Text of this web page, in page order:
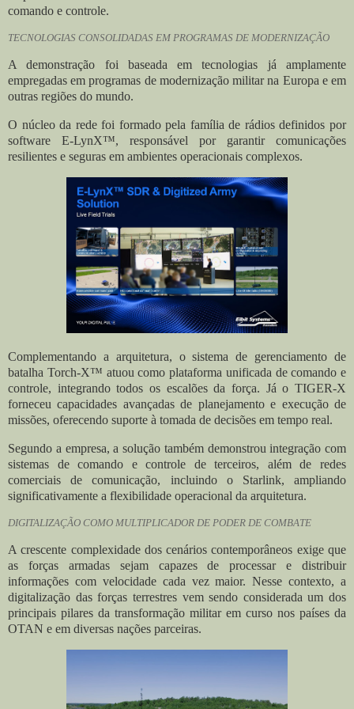
comando e controle.
TECNOLOGIAS CONSOLIDADAS EM PROGRAMAS DE MODERNIZAÇÃO
A demonstração foi baseada em tecnologias já amplamente
empregadas em programas de modernização militar na Europa e em
outras regiões do mundo.
O núcleo da rede foi formado pela família de rádios definidos por
software E-LynX™, responsável por garantir comunicações
resilientes e seguras em ambientes operacionais complexos.
Complementando a arquitetura, o sistema de gerenciamento de
batalha Torch-X™ atuou como plataforma unificada de comando e
controle, integrando todos os escalões da força. Já o TIGER-X
forneceu capacidades avançadas de planejamento e execução de
missões, oferecendo suporte à tomada de decisões em tempo real.
Segundo a empresa, a solução também demonstrou integração com
sistemas de comando e controle de terceiros, além de redes
comerciais de comunicação, incluindo o Starlink, ampliando
significativamente a flexibilidade operacional da arquitetura.
DIGITALIZAÇÃO COMO MULTIPLICADOR DE PODER DE COMBATE
A crescente complexidade dos cenários contemporâneos exige que
as forças armadas sejam capazes de processar e distribuir
informações com velocidade cada vez maior. Nesse contexto, a
digitalização das forças terrestres vem sendo considerada um dos
principais pilares da transformação militar em curso nos países da
OTAN e em diversas nações parceiras.